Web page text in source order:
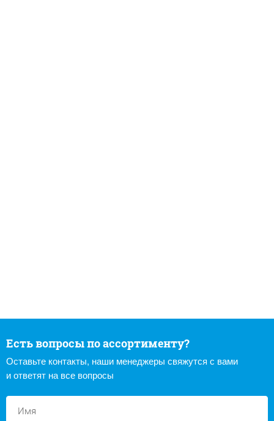
Есть вопросы по ассортименту?
Оставьте контакты, наши менеджеры свяжутся с вами
и ответят на все вопросы